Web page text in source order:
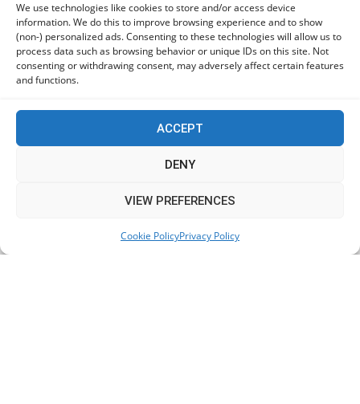
We use technologies like cookies to store and/or access device
information. We do this to improve browsing experience and to show
(non-) personalized ads. Consenting to these technologies will allow us to
process data such as browsing behavior or unique IDs on this site. Not
consenting or withdrawing consent, may adversely affect certain features
and functions.
ACCEPT
DENY
VIEW PREFERENCES
Cookie PolicyPrivacy Policy
05/08/2026
ΠαΣοΚ: Τα 2+1 θέματα της σημερινής σύσκεψης – Στο
Πόρτο Γερμένο ο Ανδρουλάκης
Ο Κασιδιάρης δηλώνει «παρών» και οργανώνει την
This website uses cookies to improve your experience. We'll
Accept
Read More